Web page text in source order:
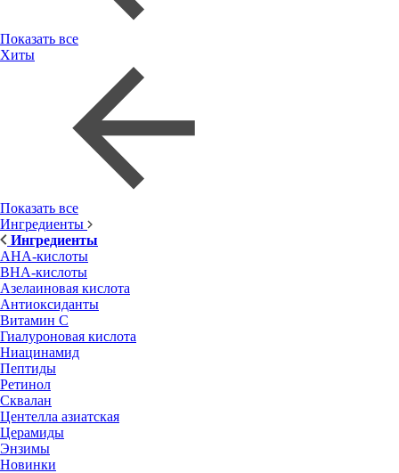
Показать все
Хиты
Показать все
Ингредиенты
Ингредиенты
AHA-кислоты
BHA-кислоты
Азелаиновая кислота
Антиоксиданты
Витамин С
Гиалуроновая кислота
Ниацинамид
Пептиды
Ретинол
Сквалан
Центелла азиатская
Церамиды
Энзимы
Новинки